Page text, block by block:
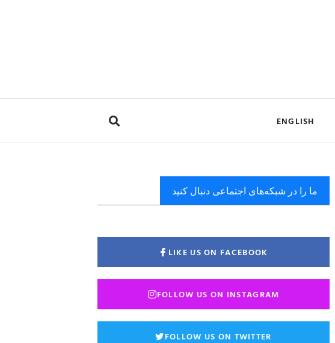
ENGLISH
ما را در شبکه‌های اجتماعی دنبال کنید
LIKE US ON FACEBOOK
FOLLOW US ON INSTAGRAM
FOLLOW US ON TWITTER